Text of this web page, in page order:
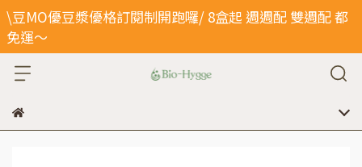
\豆MO優豆漿優格訂閱制開跑囉/ 8盒起 週週配 雙週配 都
免運～